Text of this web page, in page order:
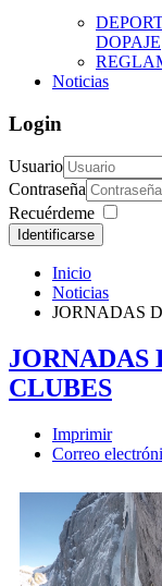
DOPAJE
Noticias
Login
Usuario
Contraseña
Recuérdeme
Identificarse
Inicio
Noticias
JORNADAS
JORNADAS
CLUBES
Imprimir
Correo